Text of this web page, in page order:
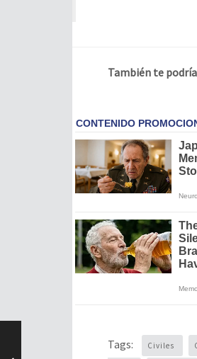
También te
Tags: Civiles